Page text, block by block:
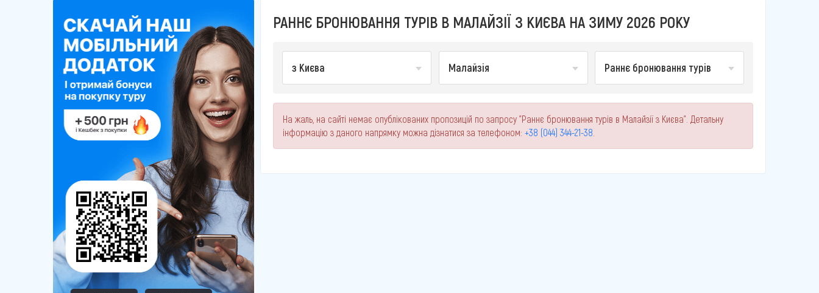
РАННЄ БРОНЮВАННЯ ТУРІВ В МАЛАЙЗІЇ З КИЄВА НА ЗИМУ 2026 РОКУ
з Києва Малайзія Раннє бронювання турів
На жаль, на сайті немає опублікованих пропозицій по запросу "Раннє бронювання турів в Малайзії з Києва". Детальну
інформацію з даного напрямку можна дізнатися за телефоном: +38 (044) 344-21-38